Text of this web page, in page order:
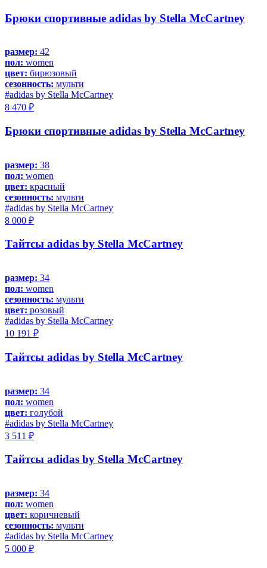
Брюки спортивные adidas by Stella McCartney
размер: 42
пол: women
цвет: бирюзовый
сезонность: мульти
#adidas by Stella McCartney
8 470 ₽
Брюки спортивные adidas by Stella McCartney
размер: 38
пол: women
цвет: красный
сезонность: мульти
#adidas by Stella McCartney
8 000 ₽
Тайтсы adidas by Stella McCartney
размер: 34
пол: women
сезонность: мульти
цвет: розовый
#adidas by Stella McCartney
10 191 ₽
Тайтсы adidas by Stella McCartney
размер: 34
пол: women
цвет: голубой
#adidas by Stella McCartney
3 511 ₽
Тайтсы adidas by Stella McCartney
размер: 34
пол: women
цвет: коричневый
сезонность: мульти
#adidas by Stella McCartney
5 000 ₽